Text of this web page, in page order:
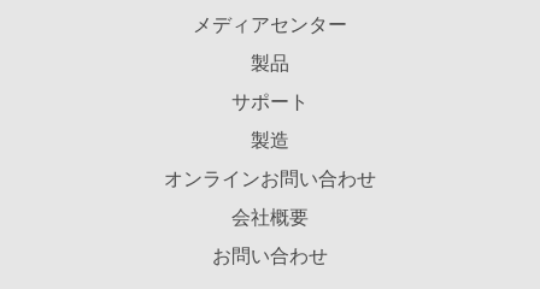
メディアセンター
製品
サポート
製造
オンラインお問い合わせ
会社概要
お問い合わせ